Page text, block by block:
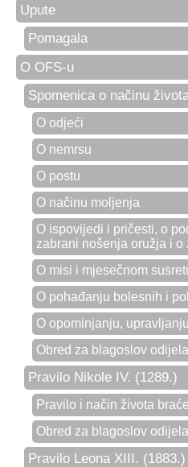
Upute
Pomagala
O OFS-u
Spomenica o načinu
O odjeći
O nemrsu
O postu
O načinu moljenja
O ispovijedi i pričesti, o
zabrani nošenja oružja i o
O misi i mjesečnom
O pohađanju bolesnih i
O opominjanju,
Obred za blagoslov odijela
Pravilo Nikole IV. (1289.)
Pravilo i način života
Obred za blagoslov
Pravilo Leona XIII. (1883.)